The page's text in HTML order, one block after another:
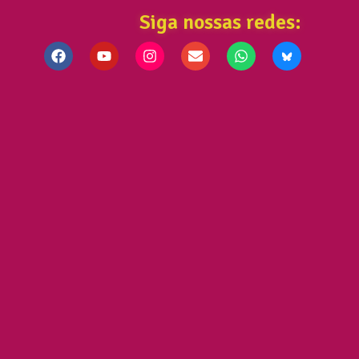
Siga nossas redes: